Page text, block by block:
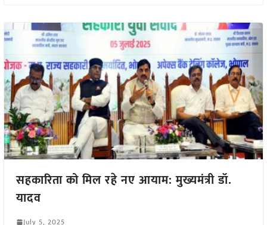
सहकारिता को मिल रहे नए आयाम: मुख्यमंत्री डॉ.
यादव
July 5, 2025